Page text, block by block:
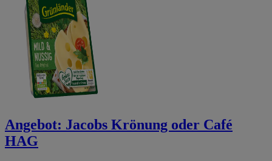
Angebot: Jacobs Krönung oder Café
HAG